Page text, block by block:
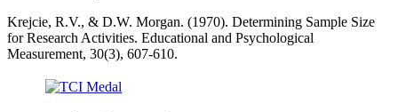
Krejcie, R.V., & D.W. Morgan. (1970). Determining Sample Size
for Research Activities. Educational and Psychological
Measurement, 30(3), 607-610.